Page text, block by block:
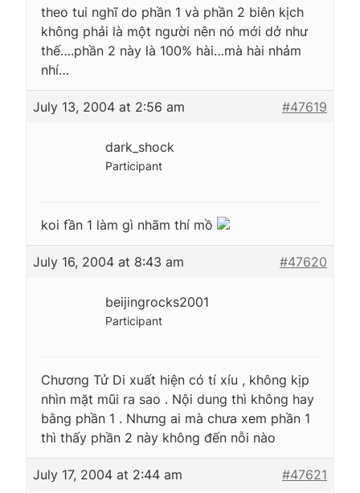
theo tui nghĩ do phần 1 và phần 2 biên kịch
không phải là một người nên nó mới dở như
thế….phần 2 này là 100% hài…mà hài nhảm
nhí…
July 13, 2004 at 2:56 am #47619
dark_shock
Participant
koi fần 1 làm gì nhãm thí mồ
July 16, 2004 at 8:43 am #47620
beijingrocks2001
Participant
Chương Tử Di xuất hiện có tí xíu , không kịp
nhìn mặt mũi ra sao . Nội dung thì không hay
bằng phần 1 . Nhưng ai mà chưa xem phần 1
thì thấy phần 2 này không đến nỗi nào
July 17, 2004 at 2:44 am #47621